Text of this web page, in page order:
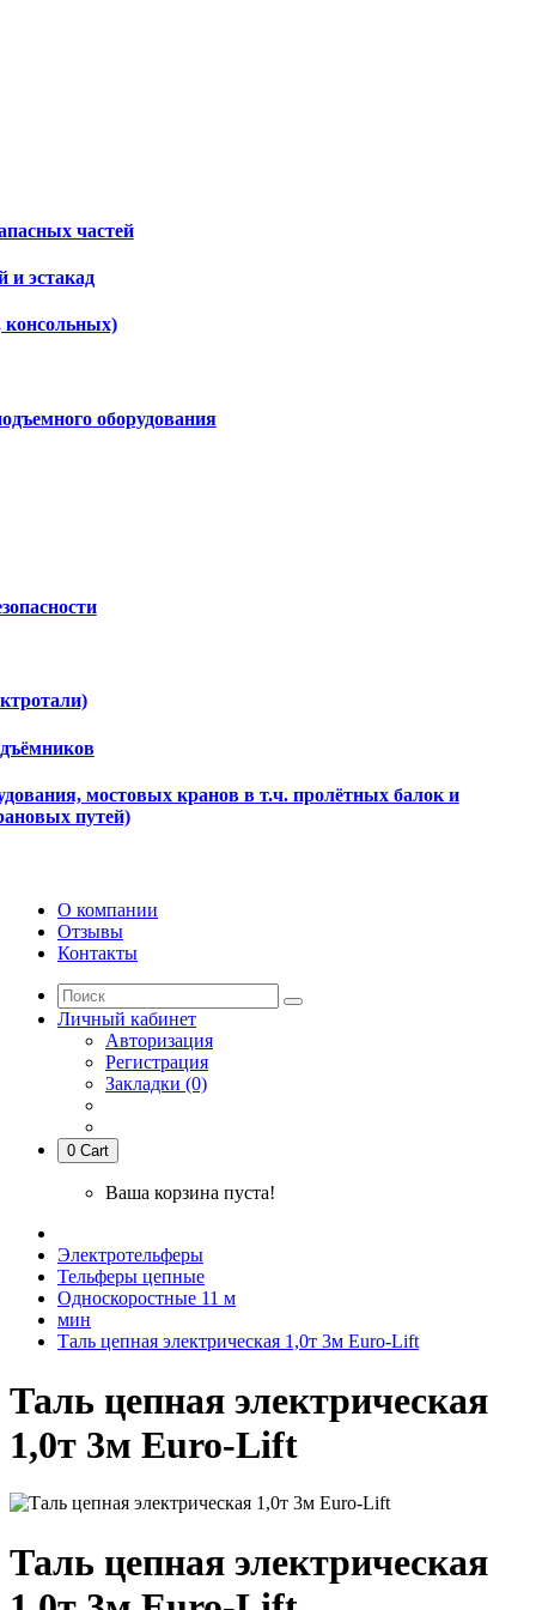
частей
и эстакад
консольных)
оборудования
мостовых кранов в т.ч. пролётных балок и
путей)
О компании
Отзывы
Контакты
Личный кабинет
Авторизация
Регистрация
Закладки (0)
0 Cart
Ваша корзина пуста!
Электротельферы
Тельферы цепные
Односкоростные 11 м
мин
Таль цепная электрическая 1,0т 3м Euro-Lift
Таль цепная электрическая
1,0т 3м Euro-Lift
Таль цепная электрическая